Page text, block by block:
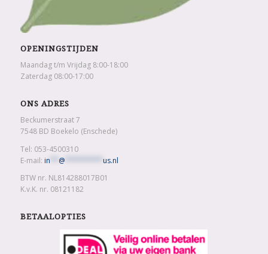
OPENINGSTIJDEN
Maandag t/m Vrijdag 8:00-18:00
Zaterdag 08:00-17:00
ONS ADRES
Beckumerstraat 7
7548 BD Boekelo (Enschede)
Tel: 053-4500310
E-mail: in @
us.nl
BTW nr. NL814288017B01
K.v.K. nr. 08121182
BETAALOPTIES